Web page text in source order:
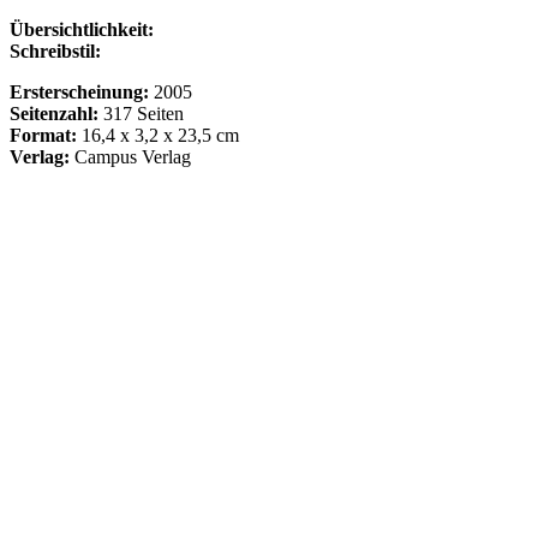
Übersichtlichkeit:
Schreibstil:
Ersterscheinung: 2005
Seitenzahl: 317 Seiten
Format: 16,4 x 3,2 x 23,5 cm
Verlag: Campus Verlag